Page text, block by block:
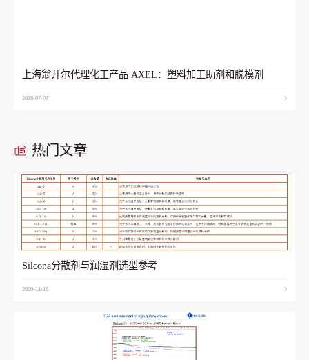
上海翁开尔代理化工产品 AXEL：塑料加工助剂和脱模剂
2026-07-07
热门文章
Silcona分散剂与润湿剂选型参考
2020-11-18